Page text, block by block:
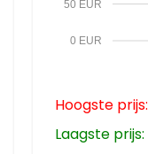
0 EUR
50 EUR
Hoogste prijs:
Laagste prijs: